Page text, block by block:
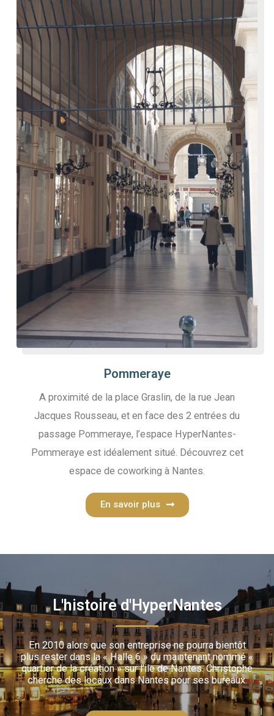
Pommeraye
A proximité de la place Graslin, de la rue Jean
Jacques Rousseau, et en face des 2 entrées du
passage Pommeraye, l’espace HyperNantes-
Pommeraye est idéalement situé. Découvrez cet
espace de coworking à Nantes.
En savoir plus
L'histoire d'HyperNantes
En 2010 alors que son entreprise ne pourra bientôt
plus rester dans la « Halle 6 » du maintenant nommé «
quartier de la création » sur l’ile de Nantes. Christophe
cherche des locaux dans Nantes pour ses bureaux.